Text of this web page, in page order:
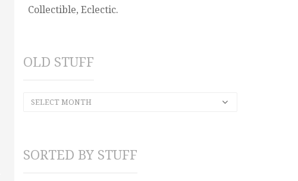
Collectible, Eclectic.
OLD STUFF
SELECT MONTH
SORTED BY STUFF